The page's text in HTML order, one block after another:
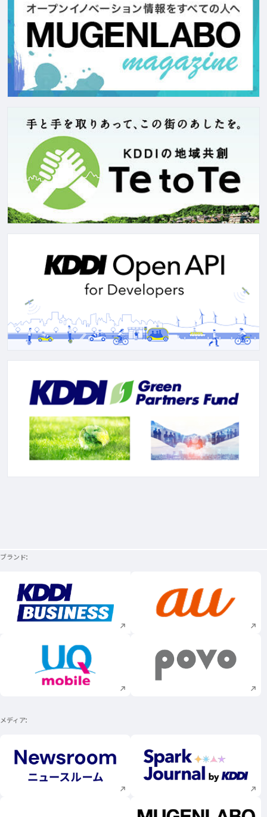
ブランド
新規ウィンドウで開く 新規ウィンドウで
新規ウィンドウで開く 新規ウィンドウで
メディア
新規ウィンドウで開く 新規ウィンドウで